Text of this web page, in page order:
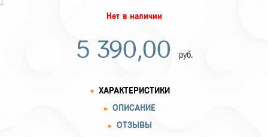
Нет в наличии
5 390,00 руб.